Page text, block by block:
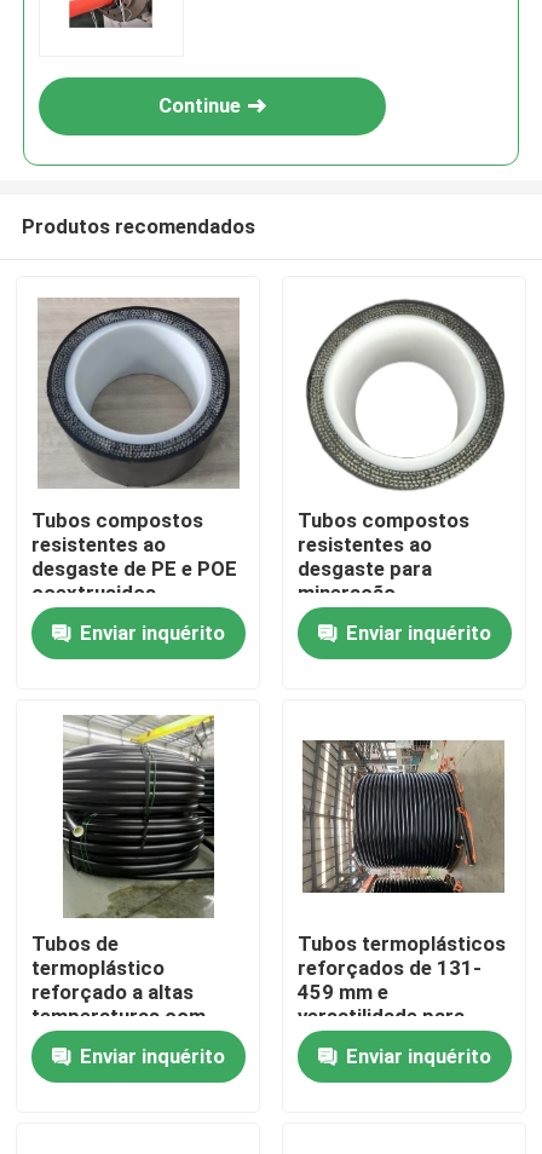
Casa
Produtos
Show de RV
Fábrica
Controle de Qualidade
Fale Conosco
notícias
Pedir um orçamento
Continue
Produtos recomendados
Tubos compostos
resistentes ao
desgaste de PE e POE
coextrusidos
Enviar inquérito
Tubos compostos
resistentes ao
desgaste para
mineração
Enviar inquérito
Tubos de
termoplástico
reforçado a altas
temperaturas com
resistência à corrosão
excepcional
Enviar inquérito
Tubos termoplásticos
reforçados de 131-
459 mm e
versatilidade para
desempenho ideal em
várias aplicações
industriais
Enviar inquérito